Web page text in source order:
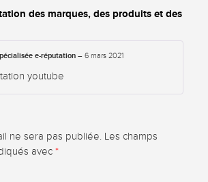
des marques, des produits et des
e-réputation – 6 mars 2021
youtube
ne sera pas publiée. Les champs
avec *